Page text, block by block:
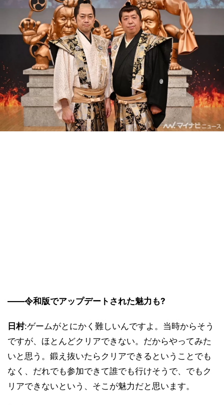
――令和版でアップデートされた魅力も?
日村:ゲームがとにかく難しいんですよ。当時からそう
ですが、ほとんどクリアできない。だからやってみた
いと思う。鍛え抜いたらクリアできるということでも
なく、だれでも参加できて誰でも行けそうで、でもク
リアできないという、そこが魅力だと思います。